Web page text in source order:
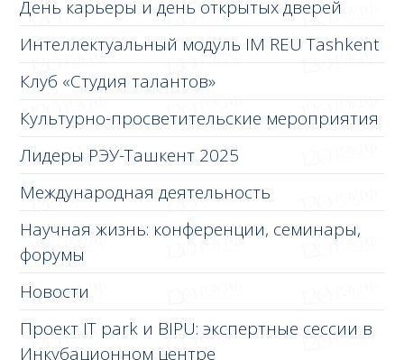
День карьеры и день открытых дверей
Интеллектуальный модуль IM REU Tashkent
Клуб «Студия талантов»
Культурно-просветительские мероприятия
Лидеры РЭУ-Ташкент 2025
Международная деятельность
Научная жизнь: конференции, семинары,
форумы
Новости
Проект IT park и BIPU: экспертные сессии в
Инкубационном центре